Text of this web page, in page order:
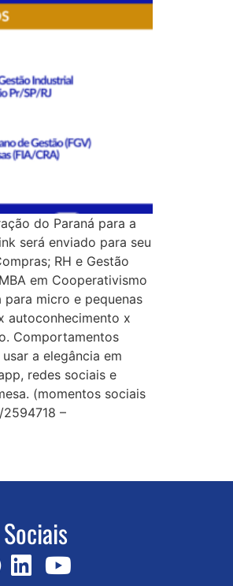
do Paraná para a
será enviado para seu
RH e Gestão
em Cooperativismo
para micro e pequenas
autoconhecimento x
Comportamentos
a elegância em
redes sociais e
(momentos sociais
–